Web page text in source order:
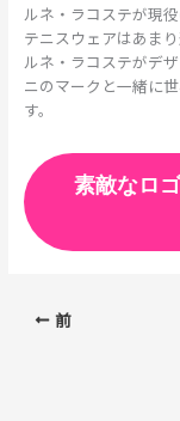
ルネ・ラコステが現
テニスウェアはあま
ルネ・ラコステがデ
ニのマークと一緒に
す。
素敵なロ
前